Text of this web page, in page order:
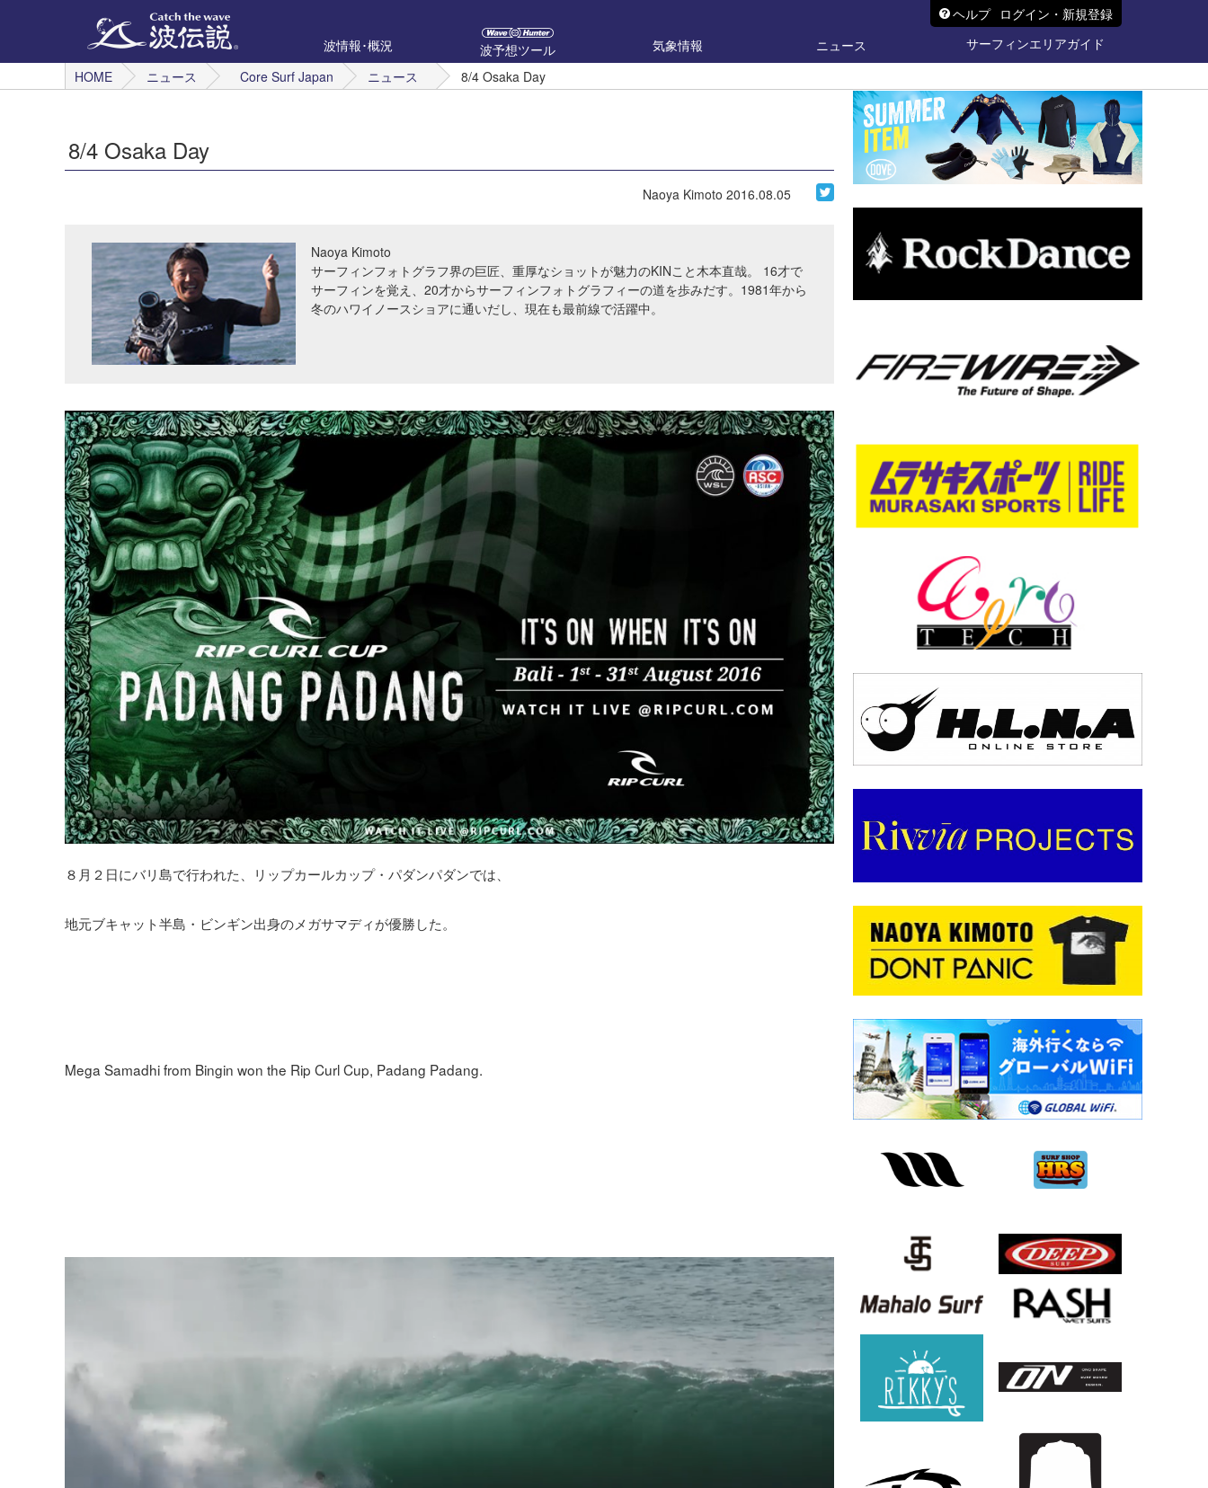
ヘルプ ログイン・新規登録
波情報･概況
波予想ツール 気象情報 ニュース
サーフィンエリアガイド
HOME
ニュース Core Surf Japan ニュース 8/4 Osaka Day
8/4 Osaka Day
Naoya Kimoto 2016.08.05
Naoya Kimoto
サーフィンフォトグラフ界の巨匠、重厚なショットが魅力のKINこと木本直哉。 16才で
サーフィンを覚え、20才からサーフィンフォトグラフィーの道を歩みだす。1981年から
冬のハワイノースショアに通いだし、現在も最前線で活躍中。
８月２日にバリ島で行われた、リップカールカップ・パダンパダンでは、
地元ブキャット半島・ビンギン出身のメガサマディが優勝した。
Mega Samadhi from Bingin won the Rip Curl Cup, Padang Padang.